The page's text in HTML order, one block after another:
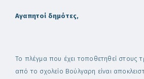
Αγαπητοί δημότες,
Το πλέγμα που έχει τοποθετηθεί στους
από το σχολείο Βούλγαρη είναι αποκ